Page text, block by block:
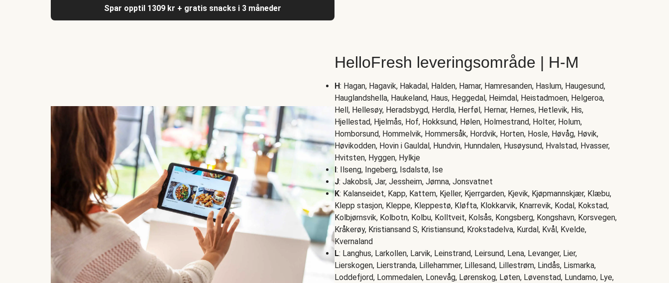
Spar opptil 1309 kr + gratis snacks i 3 måneder
HelloFresh leveringsområde | H-M
H: Hagan, Hagavik, Hakadal, Halden, Hamar, Hamresanden, Haslum, Haugesund,
Hauglandshella, Haukeland, Haus, Heggedal, Heimdal, Heistadmoen, Helgeroa,
Hell, Hellesøy, Heradsbygd, Herdla, Herføl, Hernar, Hernes, Hetlevik, His,
Hjellestad, Hjelmås, Hof, Hokksund, Hølen, Holmestrand, Holter, Holum,
Homborsund, Hommelvik, Hommersåk, Hordvik, Horten, Hosle, Høvåg, Høvik,
Høvikodden, Hovin i Gauldal, Hundvin, Hunndalen, Husøysund, Hvalstad, Hvasser,
Hvitsten, Hyggen, Hylkje
I: Ilseng, Ingeberg, Isdalstø, Ise
J: Jakobsli, Jar, Jessheim, Jømna, Jonsvatnet
K: Kalanseidet, Kapp, Kattem, Kjeller, Kjerrgarden, Kjevik, Kjøpmannskjær, Klæbu,
Klepp stasjon, Kleppe, Kleppestø, Kløfta, Klokkarvik, Knarrevik, Kodal, Kokstad,
Kolbjørnsvik, Kolbotn, Kolbu, Kolltveit, Kolsås, Kongsberg, Kongshavn, Korsvegen,
Kråkerøy, Kristiansand S, Kristiansund, Krokstadelva, Kurdal, Kvål, Kvelde,
Kvernaland
L: Langhus, Larkollen, Larvik, Leinstrand, Leirsund, Lena, Levanger, Lier,
Lierskogen, Lierstranda, Lillehammer, Lillesand, Lillestrøm, Lindås, Lismarka,
Loddefjord, Lommedalen, Lonevåg, Lørenskog, Løten, Løvenstad, Lundamo, Lye,